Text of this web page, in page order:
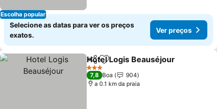
Escolha popular
Selecione as datas para ver os preços
exatos.
Ver preços
PartilharAdicionar aos favoritos
Hotel Logis Beauséjour
3 Estrelas
7,8 Boa
904
a 0.1 km da praia